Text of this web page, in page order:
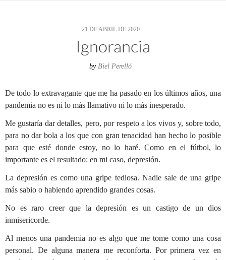
21 DE ABRIL DE 2020
Ignorancia
by Biel Perelló
De todo lo extravagante que me ha pasado en los últimos años, una
pandemia no es ni lo más llamativo ni lo más inesperado.
Me gustaría dar detalles, pero, por respeto a los vivos y, sobre todo,
para no dar bola a los que con gran tenacidad han hecho lo posible
para que esté donde estoy, no lo haré. Como en el fútbol, lo
importante es el resultado: en mi caso, depresión.
La depresión es como una gripe tediosa. Nadie sale de una gripe
más sabio o habiendo aprendido grandes cosas.
No es raro creer que la depresión es un castigo de un dios
inmisericorde.
Al menos una pandemia no es algo que me tome como una cosa
personal. De alguna manera me reconforta. Por primera vez en